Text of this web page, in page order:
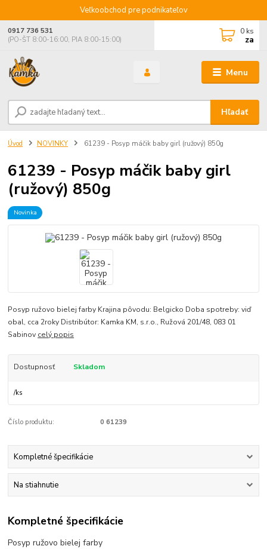
Veľkoobchod pre podnikateľov
Menu
Hľadať
0917 736 531
(PO-ŠT 8:00-16:00, PIA 8:00-15:00)
0 ks
za
Úvod NOVINKY 61239 - Posyp máčik baby girl (ružový) 850g
61239 - Posyp máčik baby girl
(ružový) 850g
Novinka
Posyp ružovo bielej farby Krajina pôvodu: Belgicko Doba spotreby: viď
obal, cca 2roky Distribútor: Kamka KM, s.r.o., Ružová 201/48, 083 01
Sabinov celý popis
Dostupnosť Skladom
/ks
Číslo produktu: 0 61239
Kompletné špecifikácie
Na stiahnutie
Kompletné špecifikácie
Posyp ružovo bielej farby